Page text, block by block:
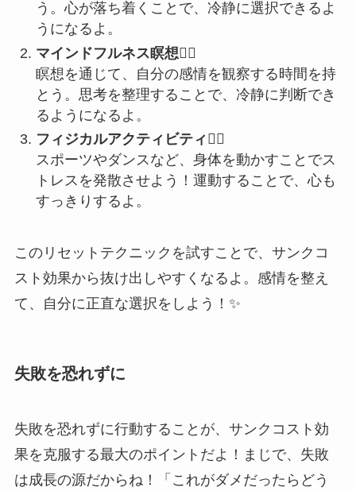
う。心が落ち着くことで、冷静に選択できるよ
うになるよ。
マインドフルネス瞑想🧘‍♀️
瞑想を通じて、自分の感情を観察する時間を持
とう。思考を整理することで、冷静に判断でき
るようになるよ。
フィジカルアクティビティ🏃‍♀️
スポーツやダンスなど、身体を動かすことでス
トレスを発散させよう！運動することで、心も
すっきりするよ。
このリセットテクニックを試すことで、サンクコ
スト効果から抜け出しやすくなるよ。感情を整え
て、自分に正直な選択をしよう！✨
失敗を恐れずに
失敗を恐れずに行動することが、サンクコスト効
果を克服する最大のポイントだよ！まじで、失敗
は成長の源だからね！「これがダメだったらどう